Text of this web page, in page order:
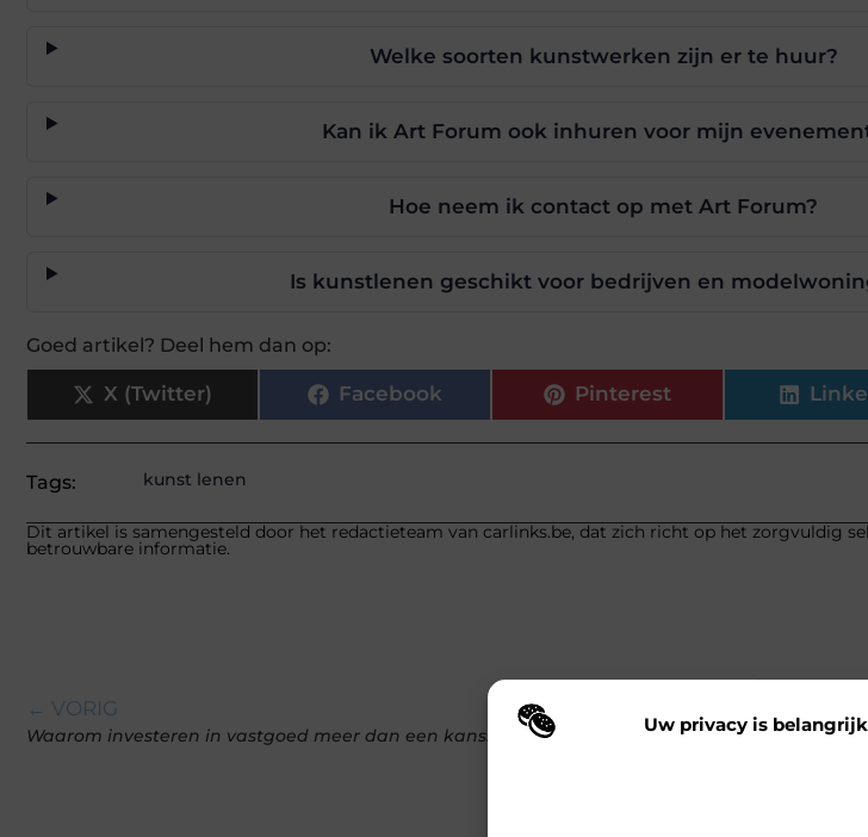
Uw privacy is
Welke soorten kunstwerken zijn er te huur?
Kan ik Art Forum ook inhuren voor mijn
Hoe neem ik contact op met Art Forum?
Is kunstlenen geschikt voor bedrijven en
Goed artikel? Deel hem dan op:
X (Twitter) Facebook Pinterest
Tags: kunst lenen
Dit artikel is samengesteld door het redactieteam van carlinks.be, dat zich richt op het zorgvuldig
betrouwbare informatie.
← VORIG
Waarom investeren in vastgoed meer dan een kansspel is